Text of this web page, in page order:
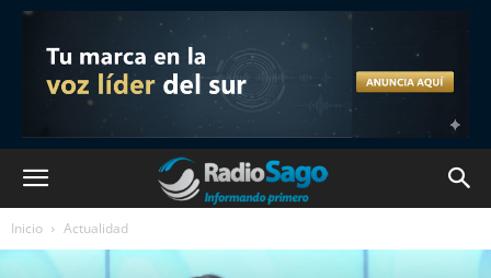
Inicio Actualidad